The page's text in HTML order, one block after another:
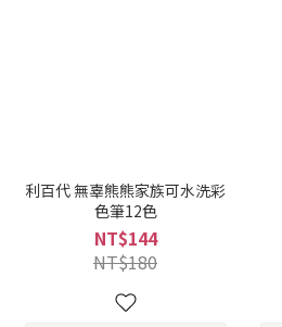
利百代 無辜熊熊家族可水洗彩
色筆12色
NT$144
NT$180